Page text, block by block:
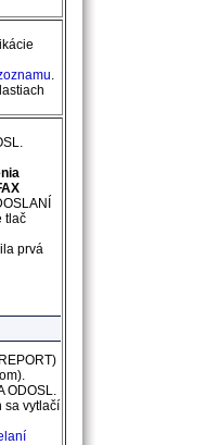
.
tlač
prvá
ODOSL.
sa vytlačí